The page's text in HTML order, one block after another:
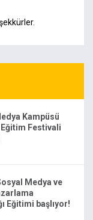
Kampüsü
Festivali
Medya ve
Eğitimi başlıyor!